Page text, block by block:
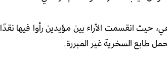
حيث انقسمت الآراء بين مؤيدين رأوا فيها نقدًا
طابع السخرية غير المبررة.